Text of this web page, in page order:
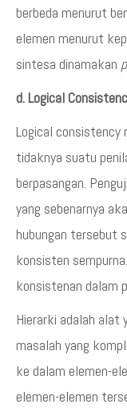
berbeda menurut
elemen menurut
sintesa dinamakan
d. Logical
Logical
tidaknya suatu
berpasangan.
yang sebenarnya
hubungan tersebut
konsisten
konsistenan dalam
Hierarki adalah alat
masalah yang
ke dalam elemen-
elemen-elemen